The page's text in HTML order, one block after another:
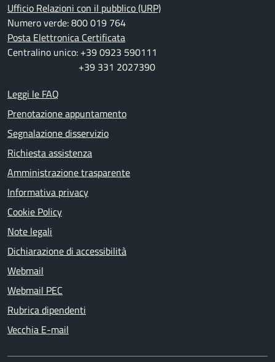
Ufficio Relazioni con il pubblico (URP)
Numero verde: 800 019 764
Posta Elettronica Certificata
Centralino unico: +39 0923 590111
+39 331 2027390
Leggi le FAQ
Prenotazione appuntamento
Segnalazione disservizio
Richiesta assistenza
Amministrazione trasparente
Informativa privacy
Cookie Policy
Note legali
Dichiarazione di accessibilità
Webmail
Webmail PEC
Rubrica dipendenti
Vecchia E-mail